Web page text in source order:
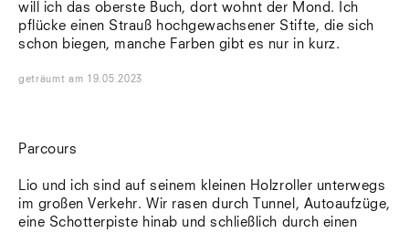
will ich das oberste Buch, dort wohnt der Mond. Ich
pflücke einen Strauß hochgewachsener Stifte, die sich
schon biegen, manche Farben gibt es nur in kurz.
geträumt am 19.05.2023
Parcours
Lio und ich sind auf seinem kleinen Holzroller unterwegs
im großen Verkehr. Wir rasen durch Tunnel, Autoaufzüge,
eine Schotterpiste hinab und schließlich durch einen